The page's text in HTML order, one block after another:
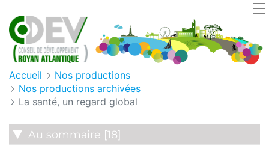
Accueil
Nos productions
Nos productions archivées
La santé, un regard global
Au sommaire [18]